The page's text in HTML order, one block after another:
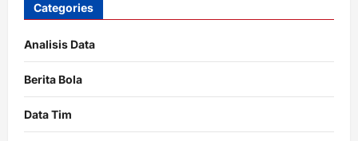
Categories
Analisis Data
Berita Bola
Data Tim